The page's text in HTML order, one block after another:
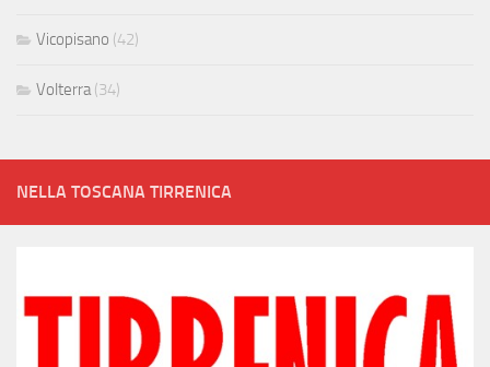
Vicopisano (42)
Volterra (34)
NELLA TOSCANA TIRRENICA